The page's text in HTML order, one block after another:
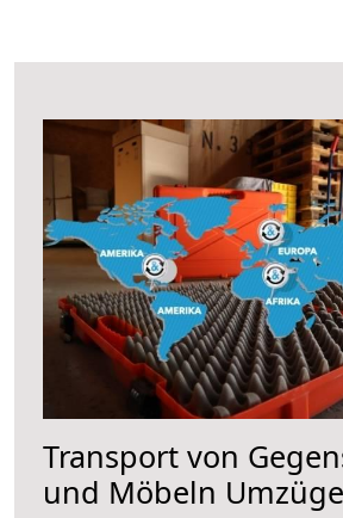
Transport von
und Möbeln